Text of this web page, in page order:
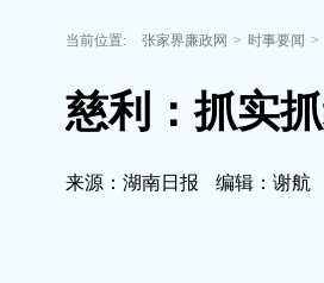
当前位置: 张家界廉政网 > 时事要闻 >
慈利：抓实
来源：湖南日报 编辑：谢航